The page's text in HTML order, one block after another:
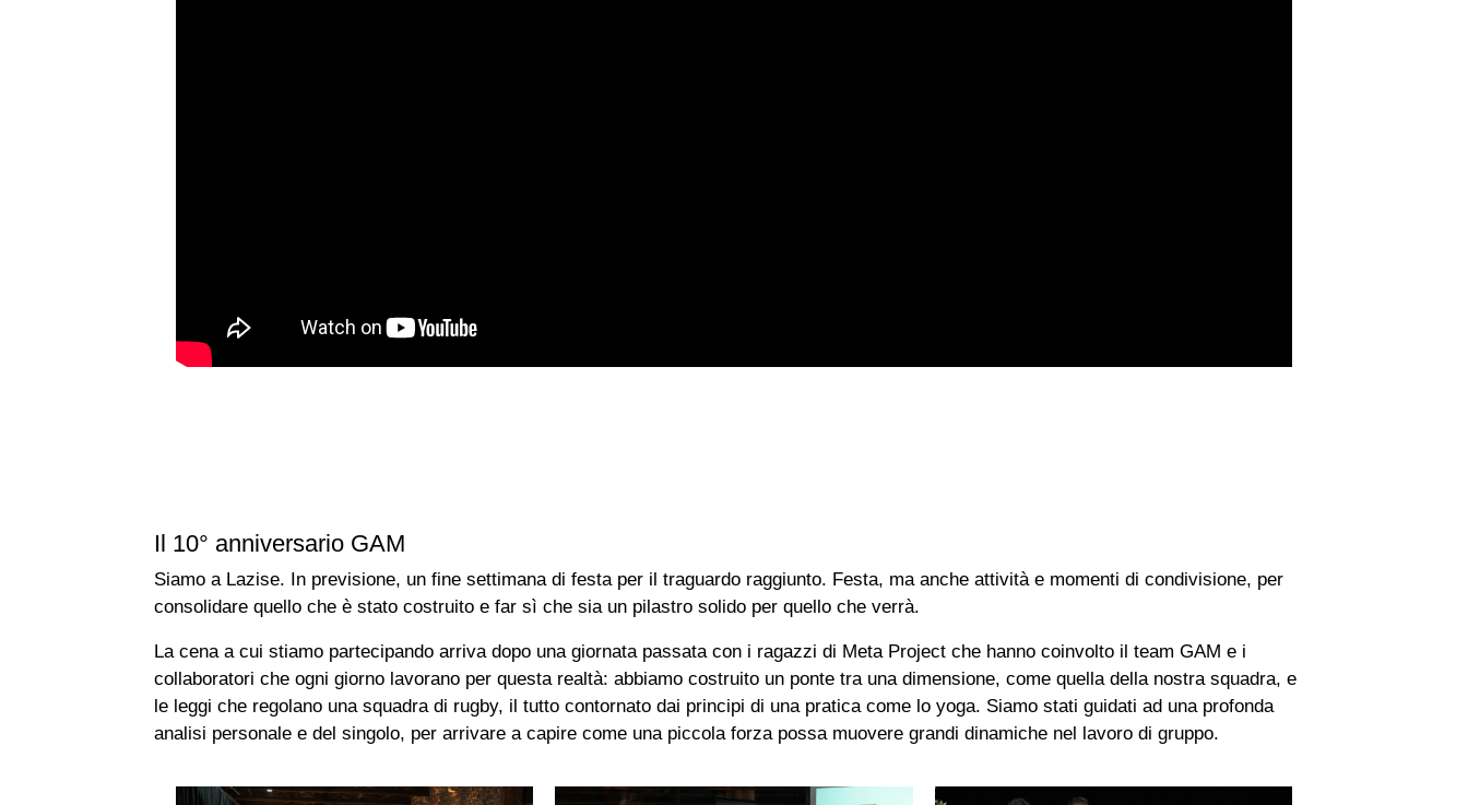
Il 10° anniversario GAM
Siamo a Lazise. In previsione, un fine settimana di festa per il traguardo raggiunto. Festa, ma anche attività e momenti di condivisione, per
consolidare quello che è stato costruito e far sì che sia un pilastro solido per quello che verrà.
La cena a cui stiamo partecipando arriva dopo una giornata passata con i ragazzi di Meta Project che hanno coinvolto il team GAM e i
collaboratori che ogni giorno lavorano per questa realtà: abbiamo costruito un ponte tra una dimensione, come quella della nostra squadra, e
le leggi che regolano una squadra di rugby, il tutto contornato dai principi di una pratica come lo yoga. Siamo stati guidati ad una profonda
analisi personale e del singolo, per arrivare a capire come una piccola forza possa muovere grandi dinamiche nel lavoro di gruppo.